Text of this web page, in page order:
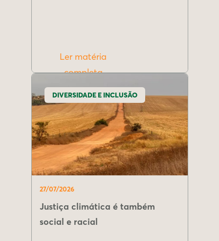
Ler matéria
completa
DIVERSIDADE E INCLUSÃO
27/07/2026
Justiça climática é também
social e racial